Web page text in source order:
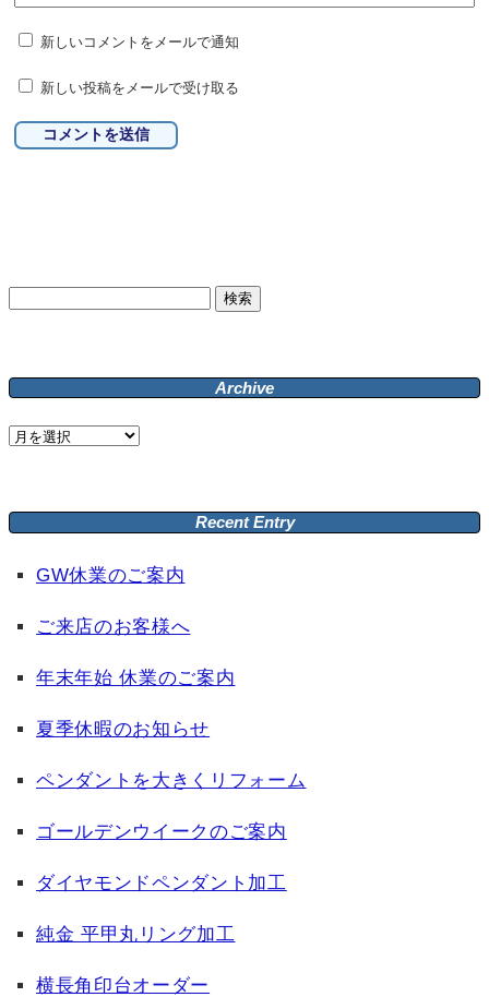
新しいコメントをメールで通知
新しい投稿をメールで受け取る
Archive
Archive
Recent Entry
GW休業のご案内
ご来店のお客様へ
年末年始 休業のご案内
夏季休暇のお知らせ
ペンダントを大きくリフォーム
ゴールデンウイークのご案内
ダイヤモンドペンダント加工
純金 平甲丸リング加工
横長角印台オーダー